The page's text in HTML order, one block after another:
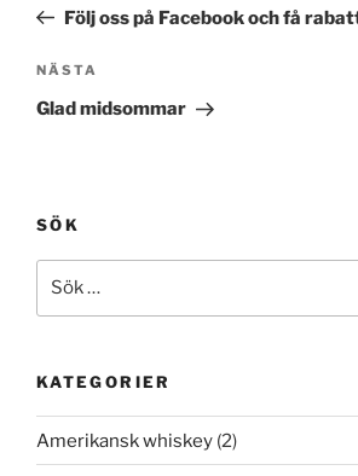
inläggFölj oss på Facebook och få
Nästa
inlägg
NÄSTA
Glad midsommar
SÖK
efter:
KATEGORIER
Amerikansk whiskey (2)